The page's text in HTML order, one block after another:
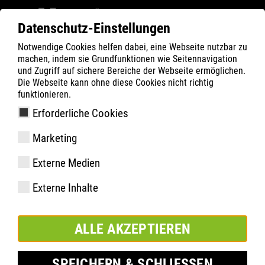
Datenschutz-Einstellungen
Notwendige Cookies helfen dabei, eine Webseite nutzbar zu
machen, indem sie Grundfunktionen wie Seitennavigation
und Zugriff auf sichere Bereiche der Webseite ermöglichen.
Die Webseite kann ohne diese Cookies nicht richtig
funktionieren.
Erforderliche Cookies
Marketing
Externe Medien
Externe Inhalte
ALLE AKZEPTIEREN
ATLAS Company
Nachhaltigkeit
ENVIRONMENT & SUSTAINABILITY